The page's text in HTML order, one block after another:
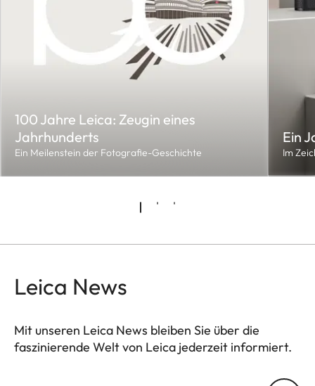
100 Jahre Leica: Zeugin eines
Jahrhunderts
Ein Meilenstein der Fotografie-Geschichte
Ein
Im
Leica News
Mit unseren Leica News bleiben Sie über die
faszinierende Welt von Leica jederzeit informiert.